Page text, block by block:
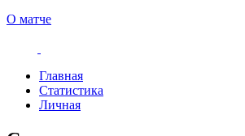
О матче
Главная
Статистика
Личная